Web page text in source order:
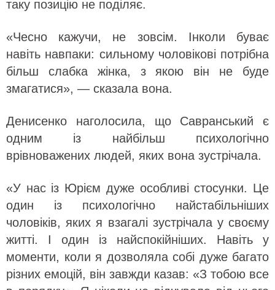
таку позицію не поділяє.
«Чесно кажучи, не зовсім. Інколи буває
навіть навпаки: сильному чоловікові потрібна
більш слабка жінка, з якою він не буде
змагатися», — сказала вона.
Денисенко наголосила, що Савранський є
одним із найбільш психологічно
врівноважених людей, яких вона зустрічала.
«У нас із Юрієм дуже особливі стосунки. Це
один із психологічно найстабільніших
чоловіків, яких я взагалі зустрічала у своєму
житті. І один із найспокійніших. Навіть у
моменти, коли я дозволяла собі дуже багато
різних емоцій, він завжди казав: «З тобою все